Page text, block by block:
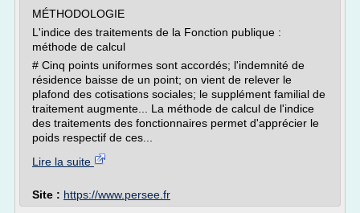
MÉTHODOLOGIE
L'indice des traitements de la Fonction publique :
méthode de calcul
# Cinq points uniformes sont accordés; l'indemnité de
résidence baisse de un point; on vient de relever le
plafond des cotisations sociales; le supplément familial de
traitement augmente... La méthode de calcul de l'indice
des traitements des fonctionnaires permet d'apprécier le
poids respectif de ces...
Lire la suite
Site : https://www.persee.fr